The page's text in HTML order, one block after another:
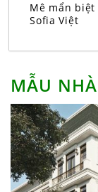
Mê mẩn
Sofia Việt
MẪU